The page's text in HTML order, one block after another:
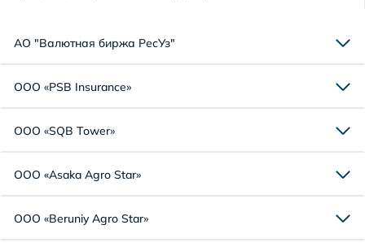
АО "Валютная биржа РесУз"
ООО «PSB Insurance»
ООО «SQB Tower»
ООО «Asaka Agro Star»
ООО «Beruniy Agro Star»